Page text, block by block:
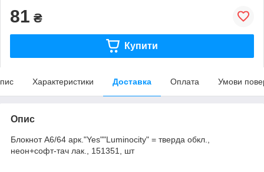
81 ₴
Купити
Характеристики Доставка Оплата Умови
Опис
Блокнот А6/64 арк."Yes""Luminocity" = тверда обкл.,
неон+софт-тач лак., 151351, шт